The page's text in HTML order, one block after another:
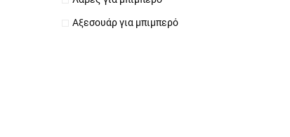
Aξεσουάρ για μπιμπερό